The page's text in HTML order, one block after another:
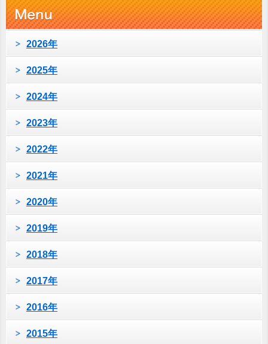
2026年
2025年
2024年
2023年
2022年
2021年
2020年
2019年
2018年
2017年
2016年
2015年